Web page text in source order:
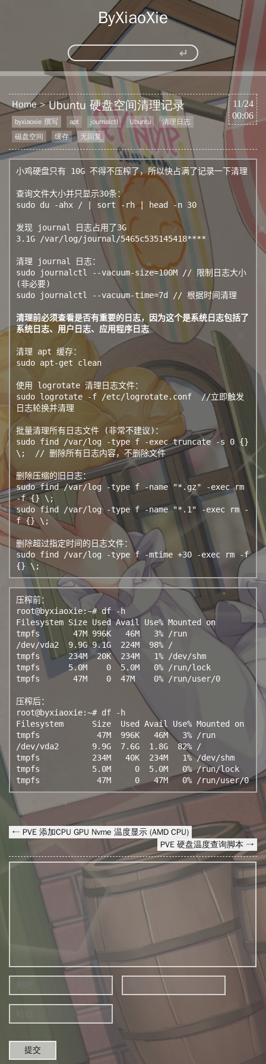
ByXiaoXie
11/24
00:06
Home Ubuntu 硬盘空间清理记录
byxiaoxie 撰写 apt journalctl Ubuntu
清理日志
磁盘空间
缓存 无回复
小鸡硬盘只有 10G 不得不压榨了，所以快占满了记录一下清理
查询文件大小并只显示30条：
sudo du -ahx / | sort -rh | head -n 30
发现 journal 日志占用了3G
3.1G /var/log/journal/5465c535145418****
清理 journal 日志：
sudo journalctl --vacuum-size=100M // 限制日志大小
(非必要)
sudo journalctl --vacuum-time=7d // 根据时间清理
清理前必须查看是否有重要的日志，因为这个是系统日志包括了
系统日志、用户日志、应用程序日志
清理 apt 缓存：
sudo apt-get clean
使用 logrotate 清理日志文件：
sudo logrotate -f /etc/logrotate.conf  //立即触发
日志轮换并清理
批量清理所有日志文件 (非常不建议)：
sudo find /var/log -type f -exec truncate -s 0 {}
\;  // 删除所有日志内容，不删除文件
删除压缩的旧日志：
sudo find /var/log -type f -name "*.gz" -exec rm
-f {} \;
sudo find /var/log -type f -name "*.1" -exec rm -
f {} \;
删除超过指定时间的日志文件：
sudo find /var/log -type f -mtime +30 -exec rm -f
压榨前：
root@byxiaoxie:~# df -h
Filesystem Size Used Avail Use% Mounted on
tmpfs       47M 996K   46M   3% /run
/dev/vda2  9.9G 9.1G  224M  98% /
tmpfs      234M  20K  234M   1% /dev/shm
tmpfs      5.0M    0  5.0M   0% /run/lock
tmpfs       47M    0  47M    0% /run/user/0
压榨后：
root@byxiaoxie:~# df -h
Filesystem      Size  Used Avail Use% Mounted on
tmpfs            47M  996K   46M   3% /run
/dev/vda2       9.9G  7.6G  1.8G  82% /
tmpfs           234M   40K  234M   1% /dev/shm
tmpfs           5.0M     0  5.0M   0% /run/lock
tmpfs            47M     0   47M   0% /run/user/0
← PVE 添加CPU GPU Nvme 温度显示 (AMD CPU)
PVE 硬盘温度查询脚本 →